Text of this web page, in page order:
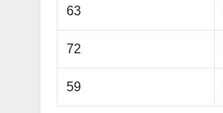
63
72
59